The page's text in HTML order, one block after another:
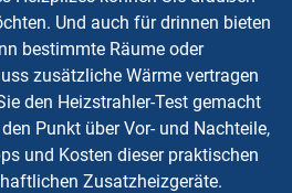
Und auch für drinnen bieten
bestimmte Räume oder
zusätzliche Wärme vertragen
den Heizstrahler-Test gemacht
Punkt über Vor- und Nachteile,
und Kosten dieser praktischen
Zusatzheizgeräte.